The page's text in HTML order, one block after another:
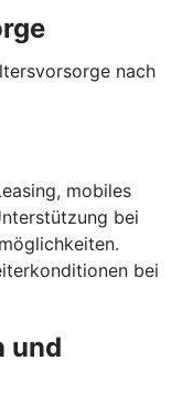
nach
mobiles
bei
bei
und